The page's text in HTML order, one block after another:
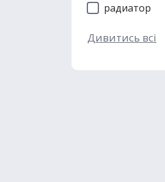
радиатор
Дивитись всі